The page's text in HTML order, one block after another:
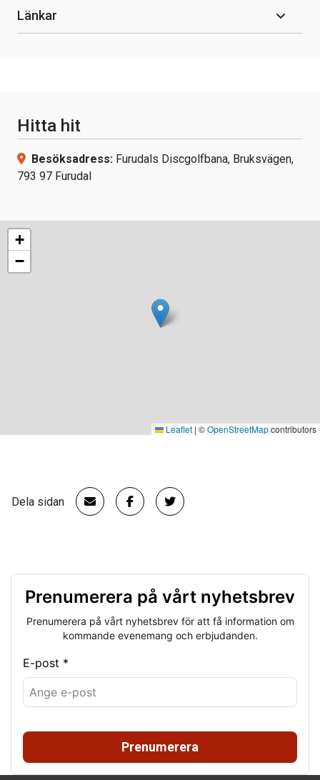
Länkar
Hitta hit
Besöksadress: Furudals Discgolfbana, Bruksvägen,
793 97 Furudal
+
−
Leaflet | ©OpenStreetMapcontributors
Dela sidan
Prenumerera på vårt nyhetsbrev
Prenumerera på vårt nyhetsbrev för att få information om
kommande evenemang och erbjudanden.
E-post *
Prenumerera